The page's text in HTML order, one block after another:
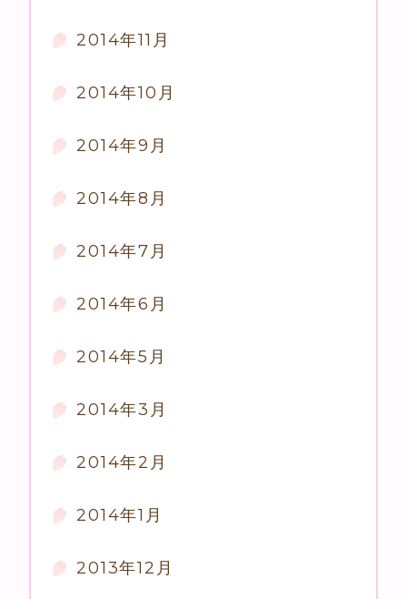
2014年11月
2014年10月
2014年9月
2014年8月
2014年7月
2014年6月
2014年5月
2014年3月
2014年2月
2014年1月
2013年12月